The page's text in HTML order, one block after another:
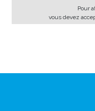
Pour
vous devez